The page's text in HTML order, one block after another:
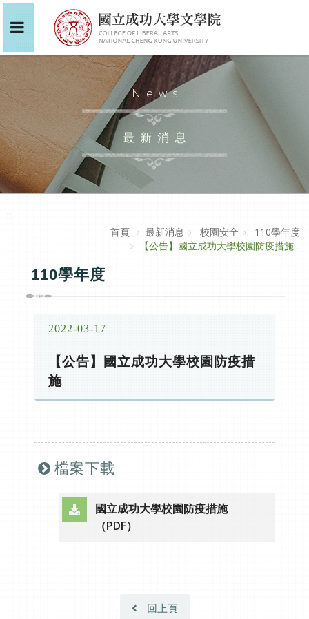
News
最新消息
:::
首頁
最新消息 校園安全
110學年度
【公告】國立成功大學校園防疫措施...
110學年度
2022-03-17
【公告】國立成功大學校園防疫措
施
檔案下載
國立成功大學校園防疫措施
（PDF）
（另開新視窗）
回上頁